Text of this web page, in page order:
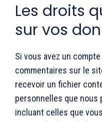
Les droits
sur vos
Si vous avez un
commentaires sur le
recevoir un fichier
personnelles que nous
incluant celles que